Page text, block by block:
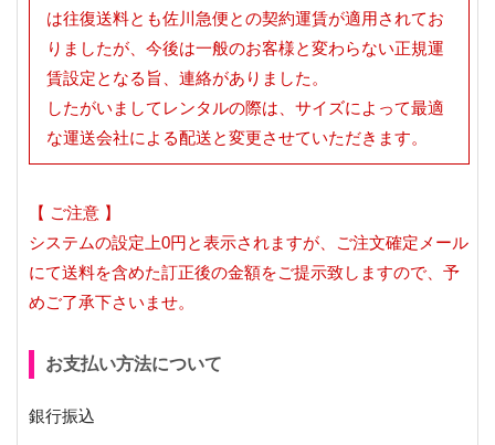
は往復送料とも佐川急便との契約運賃が適用されてお
りましたが、今後は一般のお客様と変わらない正規運
賃設定となる旨、連絡がありました。
したがいましてレンタルの際は、サイズによって最適
な運送会社による配送と変更させていただきます。
【 ご注意 】
システムの設定上0円と表示されますが、ご注文確定メール
にて送料を含めた訂正後の金額をご提示致しますので、予
めご了承下さいませ。
お支払い方法について
銀行振込